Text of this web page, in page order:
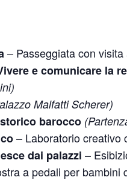
– Passeggiata con visita
e comunicare la
Malfatti Scherer)
barocco
– Laboratorio creativo
dai palazzi –
a pedali per bambini